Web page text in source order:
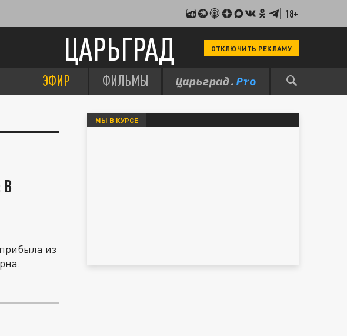
18+
ЦАРЬГРАД ОТКЛЮЧИТЬ РЕКЛАМУ
ЭФИР ФИЛЬМЫ
из
МЫ В КУРСЕ